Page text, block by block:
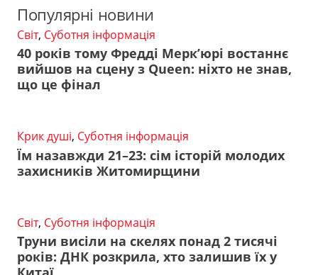
Популярні новини
Світ, Суботня інформація
40 років тому Фредді Мерк’юрі востаннє
вийшов на сцену з Queen: ніхто не знав,
що це фінал
Крик душі, Суботня інформація
Їм назавжди 21–23: сім історій молодих
захисників Житомирщини
Світ, Суботня інформація
Труни висіли на скелях понад 2 тисячі
років: ДНК розкрила, хто залишив їх у